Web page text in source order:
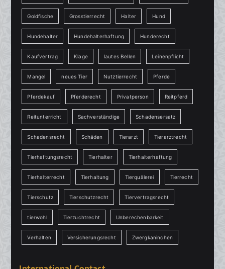
Goldfische Grosstierrecht Halter Hund
Hundehalter Hundehalterhaftung Hunderecht
Kaufvertrag Klage lautes Bellen Leinenpflicht
Mangel neues Tier Nutztierrecht Pferde
Pferdekauf Pferderecht Privatperson Reitpferd
Reitunterricht Sachverständige Schadensersatz
Schadensrecht Schäden Tierarzt Tierarztrecht
Tierhaftungsrecht Tierhalter Tierhalterhaftung
Tierhalterrecht Tierhaltung Tierquälerei Tierrecht
Tierschutz Tierschutzrecht Tiervertragsrecht
tierwohl Tierzuchtrecht Unberechenbarkeit
Verhalten Versicherungsrecht Zwergkaninchen